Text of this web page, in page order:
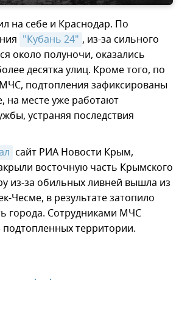
на себе и Краснодар. По
"Кубань 24" , из-за сильного
около полуночи, оказались
десятка улиц. Кроме того, по
подтопления зафиксированы
на месте уже работают
устраняя последствия
сайт РИА Новости Крым,
восточную часть Крымского
из-за обильных ливней вышла из
Чесме, в результате затопило
города. Сотрудниками МЧС
территории.